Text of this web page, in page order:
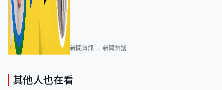
新聞資訊 新聞熱話
其他人也在看